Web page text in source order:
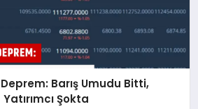
Barış Umudu Bitti,
Şokta